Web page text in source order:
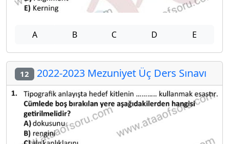
A B C D E
12 2022-2023 Mezuniyet Üç Ders Sınavı